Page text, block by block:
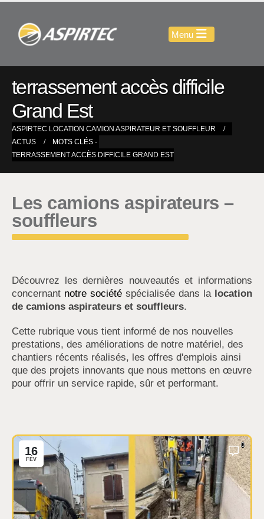
terrassement accès difficile
Grand Est
ASPIRTEC LOCATION CAMION ASPIRATEUR ET SOUFFLEUR
ACTUS
MOTS CLÉS -
TERRASSEMENT ACCÈS DIFFICILE GRAND EST
Les camions aspirateurs –
souffleurs
Découvrez les dernières nouveautés et informations
concernant notre société spécialisée dans la location
de camions aspirateurs et souffleurs.
Cette rubrique vous tient informé de nos nouvelles
prestations, des améliorations de notre matériel, des
chantiers récents réalisés, les offres d'emplois ainsi
que des projets innovants que nous mettons en œuvre
pour offrir un service rapide, sûr et performant.
16
FÉV
0